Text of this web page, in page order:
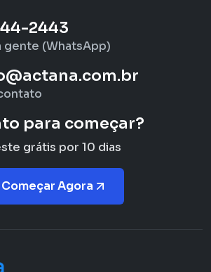
2443
gente (WhatsApp)
para começar?
grátis por 10 dias
Começar Agora